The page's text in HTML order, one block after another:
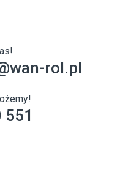
rol.pl
551